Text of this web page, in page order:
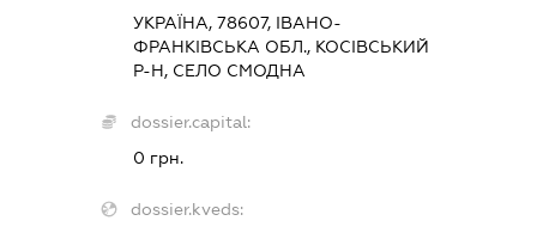
УКРАЇНА, 78607, ІВАНО-
ФРАНКІВСЬКА ОБЛ., КОСІВСЬКИЙ
Р-Н, СЕЛО СМОДНА
dossier.capital:
0 грн.
dossier.kveds: